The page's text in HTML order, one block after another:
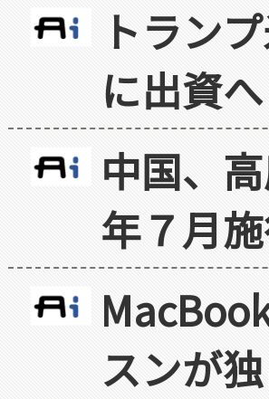
トラン
に出資へ
中国、
年７月
スンが